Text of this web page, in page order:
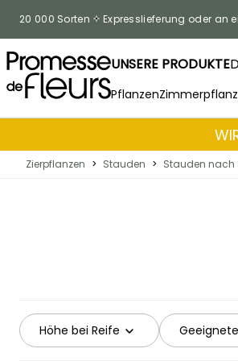
20 000 Sorten Expresslieferung oder an
UNSERE PRODUKTE
Pflanzen
Zierpflanzen > Stauden > Stauden nach
Höhe bei Reife